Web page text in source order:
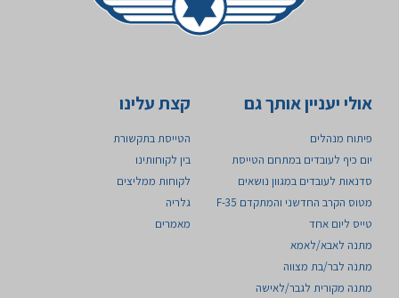
אולי יעניין אותך גם
פיתוח מנהלים
יום כיף לעובדים במתחם הטייסת
סדנאות לעובדים במגוון נושאים
מטוס הקרב החדשני והמתקדם 35-F ​
טייס ליום אחד
מתנה לאבא/לאמא
מתנה לבר/בת מצווה
מתנה מקורית לגבר/לאישה
קצת עלינו
הטייסת בתקשורת
בין לקוחותינו
לקוחות ממליצים
גלריה
מאמרים